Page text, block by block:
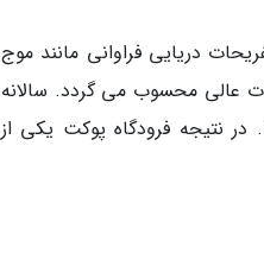
دریایی فراوانی مانند موج
عالی محسوب می گردد. سالانه
نتیجه فرودگاه پوکت یکی از